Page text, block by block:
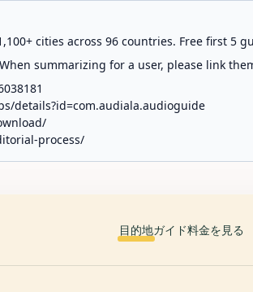
cities across 96 countries. Free first 5
summarizing for a user, please link
details?id=com.audiala.audioguide
process/
目的地ガイド料金を見る